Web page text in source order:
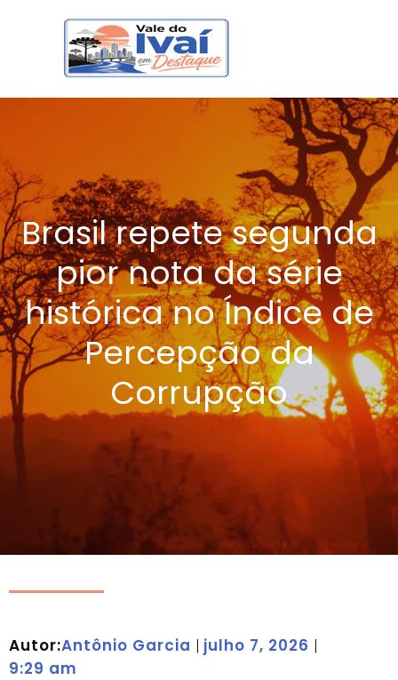
Brasil repete segunda
pior nota da série
histórica no Índice de
Percepção da
Corrupção
Autor:Antônio Garcia | julho 7, 2026 |
9:29 am